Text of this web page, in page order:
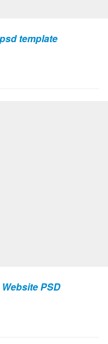
template
PSD